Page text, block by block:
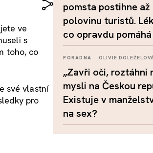
ve
s
toho, co
své vlastní
pro
pomsta postihne až
polovinu turistů.
co opravdu pomáhá
PORADNA OLIVIE
„Zavři oči, roztáhni
mysli na Českou
Existuje v
na sex?